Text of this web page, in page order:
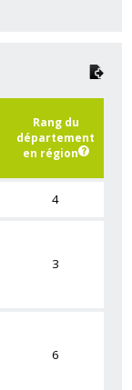
Rang du
département
en région
4
3
6